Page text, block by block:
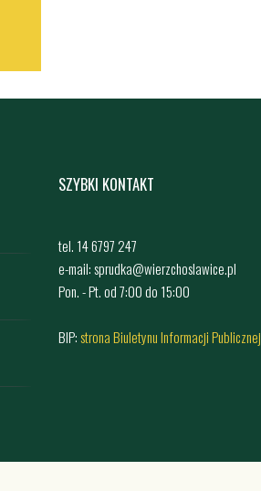
SZYBKI KONTAKT
tel. 14 6797 247
e-mail: sprudka@wierzchoslawice.pl
Pon. - Pt. od 7:00 do 15:00
BIP:strona Biuletynu Informacji Publicznej